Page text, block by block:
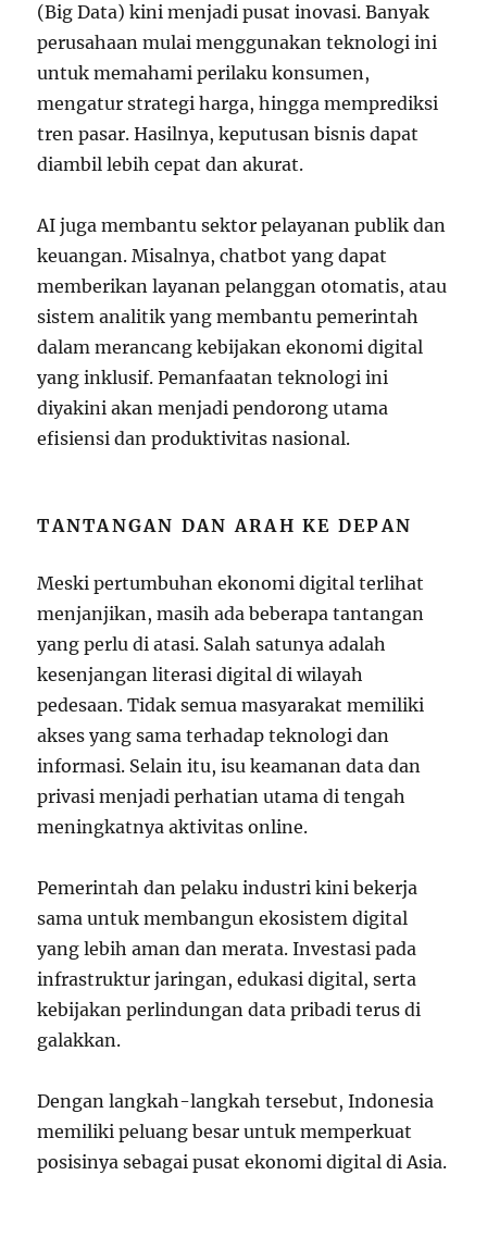
(Big Data) kini menjadi pusat inovasi. Banyak
perusahaan mulai menggunakan teknologi ini
untuk memahami perilaku konsumen,
mengatur strategi harga, hingga memprediksi
tren pasar. Hasilnya, keputusan bisnis dapat
diambil lebih cepat dan akurat.
AI juga membantu sektor pelayanan publik dan
keuangan. Misalnya, chatbot yang dapat
memberikan layanan pelanggan otomatis, atau
sistem analitik yang membantu pemerintah
dalam merancang kebijakan ekonomi digital
yang inklusif. Pemanfaatan teknologi ini
diyakini akan menjadi pendorong utama
efisiensi dan produktivitas nasional.
TANTANGAN DAN ARAH KE DEPAN
Meski pertumbuhan ekonomi digital terlihat
menjanjikan, masih ada beberapa tantangan
yang perlu di atasi. Salah satunya adalah
kesenjangan literasi digital di wilayah
pedesaan. Tidak semua masyarakat memiliki
akses yang sama terhadap teknologi dan
informasi. Selain itu, isu keamanan data dan
privasi menjadi perhatian utama di tengah
meningkatnya aktivitas online.
Pemerintah dan pelaku industri kini bekerja
sama untuk membangun ekosistem digital
yang lebih aman dan merata. Investasi pada
infrastruktur jaringan, edukasi digital, serta
kebijakan perlindungan data pribadi terus di
galakkan.
Dengan langkah-langkah tersebut, Indonesia
memiliki peluang besar untuk memperkuat
posisinya sebagai pusat ekonomi digital di Asia.